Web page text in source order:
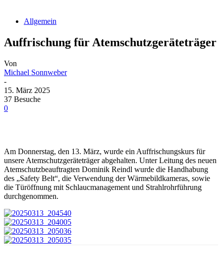
Allgemein
Auffrischung für Atemschutzgeräteträger
Von
Michael Sonnweber
-
15. März 2025
37 Besuche
0
Am Donnerstag, den 13. März, wurde ein Auffrischungskurs für
unsere Atemschutzgeräteträger abgehalten. Unter Leitung des neuen
Atemschutzbeauftragten Dominik Reindl wurde die Handhabung
des „Safety Belt“, die Verwendung der Wärmebildkameras, sowie
die Türöffnung mit Schlaucmanagement und Strahlrohrführung
durchgenommen.